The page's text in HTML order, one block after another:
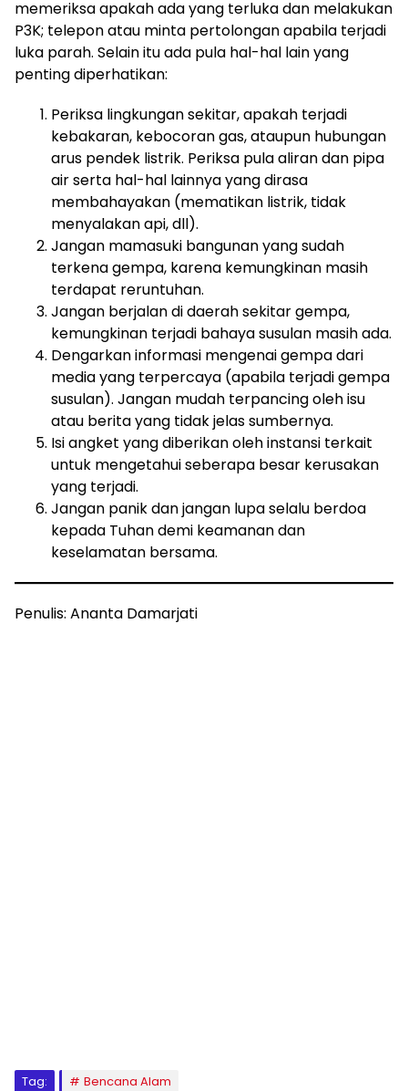
memeriksa apakah ada yang terluka dan melakukan
P3K; telepon atau minta pertolongan apabila terjadi
luka parah. Selain itu ada pula hal-hal lain yang
penting diperhatikan:
Periksa lingkungan sekitar, apakah terjadi
kebakaran, kebocoran gas, ataupun hubungan
arus pendek listrik. Periksa pula aliran dan pipa
air serta hal-hal lainnya yang dirasa
membahayakan (mematikan listrik, tidak
menyalakan api, dll).
Jangan mamasuki bangunan yang sudah
terkena gempa, karena kemungkinan masih
terdapat reruntuhan.
Jangan berjalan di daerah sekitar gempa,
kemungkinan terjadi bahaya susulan masih ada.
Dengarkan informasi mengenai gempa dari
media yang terpercaya (apabila terjadi gempa
susulan). Jangan mudah terpancing oleh isu
atau berita yang tidak jelas sumbernya.
Isi angket yang diberikan oleh instansi terkait
untuk mengetahui seberapa besar kerusakan
yang terjadi.
Jangan panik dan jangan lupa selalu berdoa
kepada Tuhan demi keamanan dan
keselamatan bersama.
Penulis: Ananta Damarjati
Tag: Bencana Alam